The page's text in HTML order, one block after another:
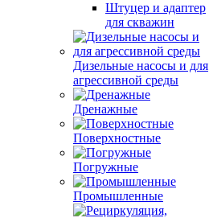
Штуцер и адаптер
для скважин
Дизельные насосы и для
агрессивной среды
Дренажные
Поверхностные
Погружные
Промышленные